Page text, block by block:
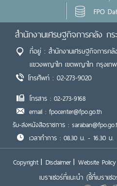
FPO
สำนักงานเศรษฐกิจการคลัง ก
ที่อยู่ : สำนักงานเศรษฐกิจการ
แขวงพญาไท เขตพญาไท กรุงเท
โทรศัพท์ : 02-273-9020
โทรสาร : 02-273-9168
email : fpocenter@fpo.go.th
รับ-ส่งหนังสือราชการ :
เวลาทำการ : 08.30 น. - 16.30 น.
Copyright Disclaimer Website Policy
เบราเซอร์ที่แนะนำ (ชี้ที่เบราเ